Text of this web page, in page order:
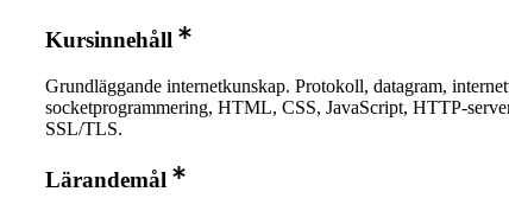
Kursinnehåll
Grundläggande internetkunskap. Protokoll, datagram,
socketprogrammering, HTML, CSS, JavaScript, HTTP-
SSL/TLS.
Lärandemål